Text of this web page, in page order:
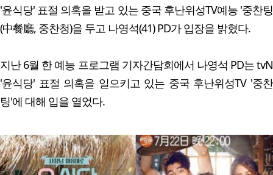
'윤식당' 표절 의혹을 받고 있는 중국 후난위성TV예능 '중찬팅
(中餐廳, 중찬청)을 두고 나영석(41) PD가 입장을 밝혔다.
지난 6월 한 예능 프로그램 기자간담회에서 나영석 PD는 tvN
'윤식당' 표절 의혹을 일으키고 있는 중국 후난위성TV '중찬
팅'에 대해 입을 열었다.